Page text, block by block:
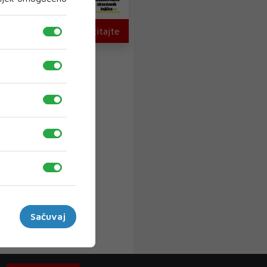
U novom broju pročitajte
Sačuvaj